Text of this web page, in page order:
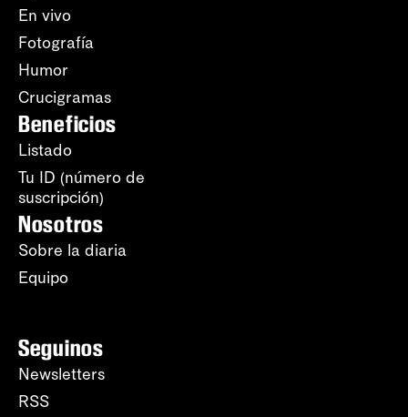
En vivo
Fotografía
Humor
Crucigramas
Beneficios
Listado
Tu ID (número de
suscripción)
Nosotros
Sobre la diaria
Equipo
Seguinos
Newsletters
RSS